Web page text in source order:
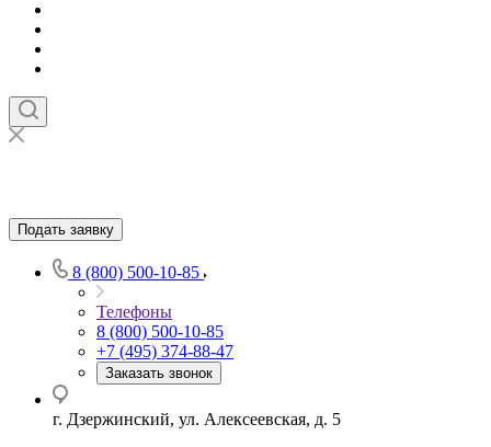
Подать заявку
8 (800) 500-10-85
Телефоны
8 (800) 500-10-85
+7 (495) 374-88-47
Заказать звонок
г. Дзержинский, ул. Алексеевская, д. 5